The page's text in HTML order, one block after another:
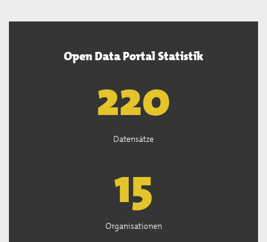
Open Data Portal Statistik
222
Datensätze
15
Organisationen